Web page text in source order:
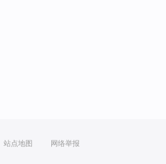
站点地图 网络举报